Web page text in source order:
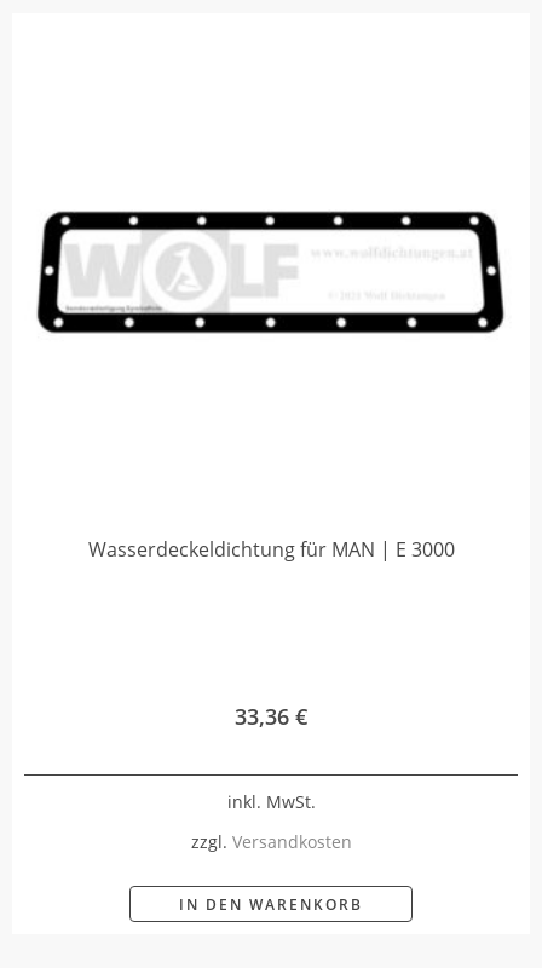
Wasserdeckeldichtung für MAN | E 3000
33,36 €
inkl. MwSt.
zzgl. Versandkosten
IN DEN WARENKORB